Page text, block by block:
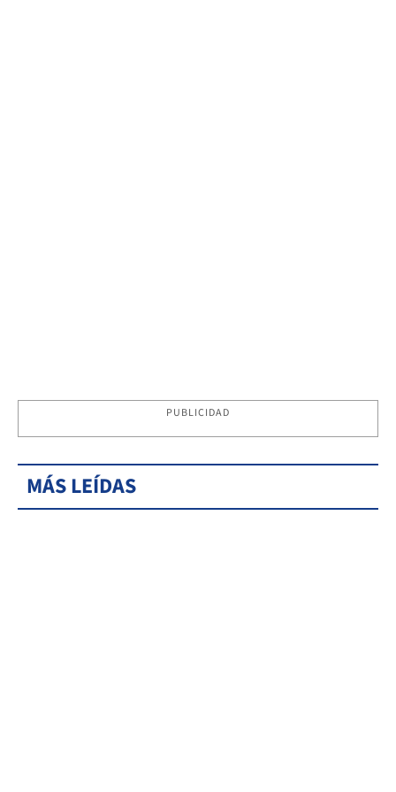
PUBLICIDAD
MÁS LEÍDAS